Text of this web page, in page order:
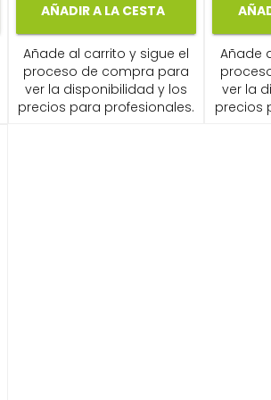
AÑADIR A LA CESTA
Añade al carrito y sigue el
proceso de compra para
ver la disponibilidad y los
precios para profesionales.
Añade
ver la
precios